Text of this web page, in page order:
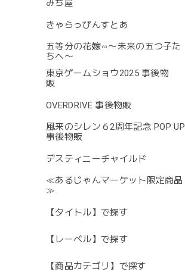
みち屋
きゃらっぴんすとあ
五等分の花嫁∽〜未来の五つ子た
ちへ〜
東京ゲームショウ2025 事後物
販
OVERDRIVE 事後物販
風来のシレン６2周年記念 POP UP
事後物販
デスティニーチャイルド
≪あるじゃんマーケット限定商品
≫
【タイトル】で探す
【レーベル】で探す
【商品カテゴリ】で探す